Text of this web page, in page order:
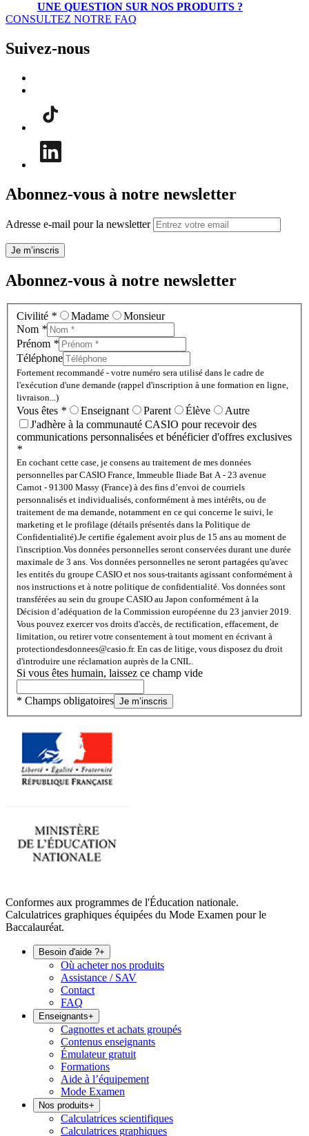
UNE QUESTION SUR NOS PRODUITS ?
CONSULTEZ NOTRE FAQ
Suivez-nous
Abonnez-vous à notre newsletter
Adresse e-mail pour la newsletter
Je m’inscris
Abonnez-vous à notre newsletter
Civilité * Madame
Monsieur
Nom *
Prénom *
Téléphone
Fortement recommandé - votre numéro sera utilisé dans le cadre de
l'exécution d'une demande (rappel d'inscription à une formation en ligne,
livraison...)
Vous êtes * Enseignant Parent Élève
Autre
J'adhère à la communauté CASIO pour recevoir des
communications personnalisées et bénéficier d'offres exclusives
*
En cochant cette case, je consens au traitement de mes données
personnelles par CASIO France, Immeuble Iliade Bat A - 23 avenue
Carnot - 91300 Massy (France) à des fins d’envoi de courriels
personnalisés et individualisés, conformément à mes intérêts, ou de
traitement de ma demande, notamment en ce qui concerne le suivi, le
marketing et le profilage (détails présentés dans la Politique de
Confidentialité).Je certifie également avoir plus de 15 ans au moment de
l'inscription.Vos données personnelles seront conservées durant une durée
maximale de 3 ans. Vos données personnelles ne seront partagées qu'avec
les entités du groupe CASIO et nos sous-traitants agissant conformément à
nos instructions et à notre politique de confidentialité. Vos données sont
transférées au sein du groupe CASIO au Japon conformément à la
Décision d’adéquation de la Commission européenne du 23 janvier 2019.
Vous pouvez exercer vos droits d'accès, de rectification, effacement, de
limitation, ou retirer votre consentement à tout moment en écrivant à
protectiondesdonnees@casio.fr. En cas de litige, vous disposez du droit
d'introduire une réclamation auprès de la CNIL.
Si vous êtes humain, laissez ce champ vide
* Champs obligatoires Je m’inscris
Conformes aux programmes de l'Éducation nationale.
Calculatrices graphiques équipées du Mode Examen pour le
Baccalauréat.
Besoin d'aide ?+
Où acheter nos produits
Assistance / SAV
Contact
FAQ
Enseignants+
Cagnottes et achats groupés
Contenus enseignants
Émulateur gratuit
Formations
Aide à l’équipement
Mode Examen
Nos produits+
Calculatrices scientifiques
Calculatrices graphiques